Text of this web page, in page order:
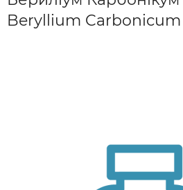
Beryllium Carbonicum